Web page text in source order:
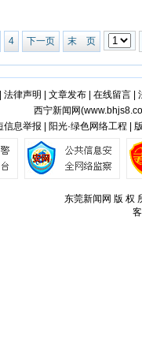
4 下一页 末 页
法律声明 文章发布| 在线留言|
西宁新闻网(
信息举报 | 阳光·绿色网络工程 |
东莞新闻网 版 权